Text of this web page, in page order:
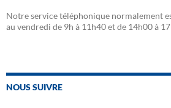
Notre service téléphonique normalement
au vendredi de 9h à 11h40 et de 14h00 à
NOUS SUIVRE